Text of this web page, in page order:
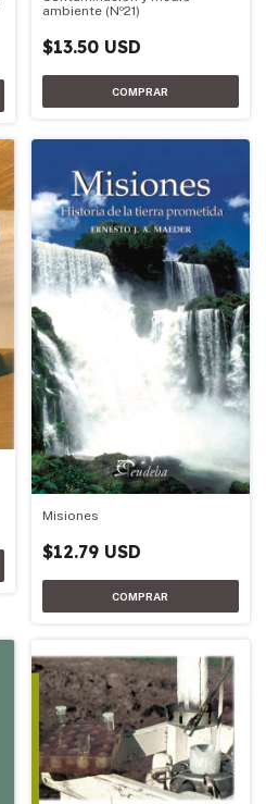
ambiente (Nº21)
$13.50 USD
Misiones
$12.79 USD